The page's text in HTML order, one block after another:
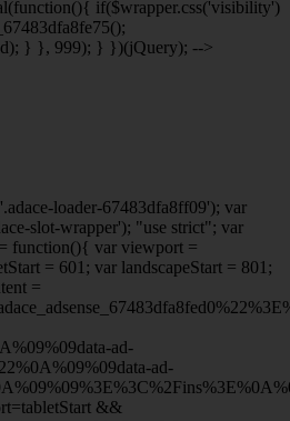
if($wrapper.css('visibility')
} }, 999); } })(jQuery); -->
loader-67483dfa8ff09'); var
slot-wrapper'); "use strict"; var
function(){ var viewport =
= 601; var landscapeStart = 801;
=
ad-
ad-
=tabletStart &&